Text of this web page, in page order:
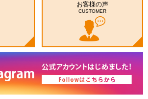
お客様の声
CUSTOMER